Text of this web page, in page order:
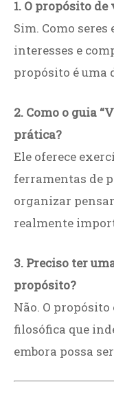
1. O propósito
Sim. Como
interesses e
propósito é uma
2. Como o guia
prática?
Ele oferece
ferramentas de
organizar
realmente
3. Preciso ter
propósito?
Não. O
filosófica que
embora possa